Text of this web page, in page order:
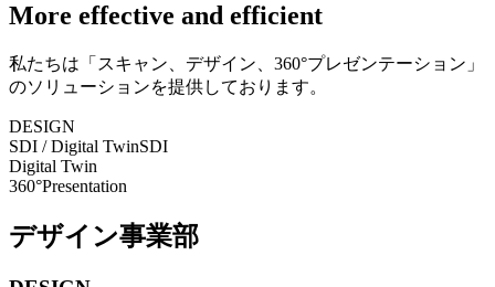
More effective and efficient
私たちは「スキャン、デザイン、360°プレゼンテーション」
のソリューションを提供しております。
DESIGN
SDI / Digital TwinSDI
Digital Twin
360°Presentation
デザイン事業部